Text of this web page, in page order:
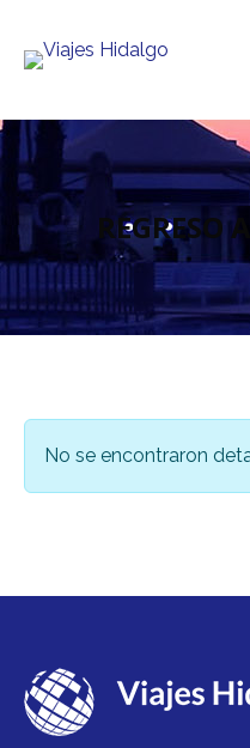
REGRESO
No se encontraron